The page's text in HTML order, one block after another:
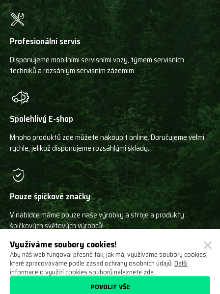
Profesionální servis
Disponujeme mobilními servisními vozy, týmem servisních
techniků a rozsáhlým servisním zázemím.
Spolehlivý E-shop
Mnoho produktů zde můžete nakoupit online. Doručujeme velmi
rychle, jelikož disponujeme rozsáhlými sklady.
Pouze špičkové značky
V nabídce máme pouze naše výrobky a stroje a produkty
špičkových světových výrobců!
Ochrana osobních údajůObchodní podmínky
Využíváme soubory cookies!
Aby náš web fungoval přesně tak, jak má, využíváme soubory cookies,
které zpracováváme podle zásad ochrany osobních údajů.Další
informace o využití cookies souborů naleznete zde.
POVOLIT VŠE